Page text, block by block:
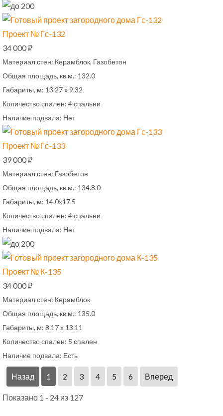
Проект № Гс-132
34 000 ₽
Материал стен: Керамблок, Газобетон
Общая площадь, кв.м.: 132.0
Габариты, м: 13.27 х 9.32
Количество спален: 4 спальни
Наличие подвала: Нет
Проект № Гс-133
39 000 ₽
Материал стен: Газобетон
Общая площадь, кв.м.: 134.8.0
Габариты, м: 14.0х17.5
Количество спален: 4 спальни
Наличие подвала: Нет
Проект № К-135
34 000 ₽
Материал стен: Керамблок
Общая площадь, кв.м.: 135.0
Габариты, м: 8.17 х 13.11
Количество спален: 5 спален
Наличие подвала: Есть
Назад 1 2 3 4 5 6 Вперед
Показано 1 - 24 из 127